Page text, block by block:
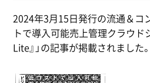
2024年3月15日発行の流通＆コ
トで導入可能売上管理クラウド
Lite』」の記事が掲載されました。